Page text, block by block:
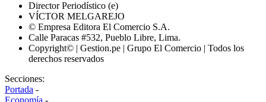
Director Periodístico (e)
VÍCTOR MELGAREJO
© Empresa Editora El Comercio S.A.
Calle Paracas #532, Pueblo Libre, Lima.
Copyright© | Gestion.pe | Grupo El Comercio | Todos los
derechos reservados
Secciones:
Portada -